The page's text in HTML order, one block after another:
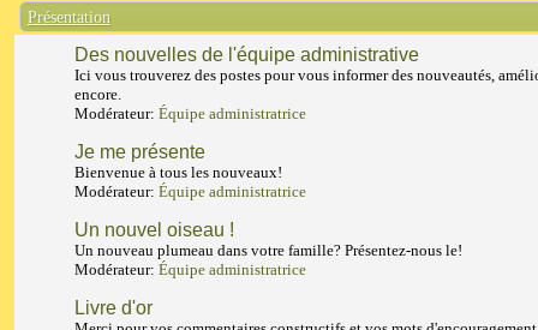
Présentation
Des nouvelles de l'équipe administrative
Ici vous trouverez des postes pour vous informer des nouveautés,
encore.
Modérateur: Équipe administratrice
Je me présente
Bienvenue à tous les nouveaux!
Modérateur: Équipe administratrice
Un nouvel oiseau !
Un nouveau plumeau dans votre famille? Présentez-nous le!
Modérateur: Équipe administratrice
Livre d'or